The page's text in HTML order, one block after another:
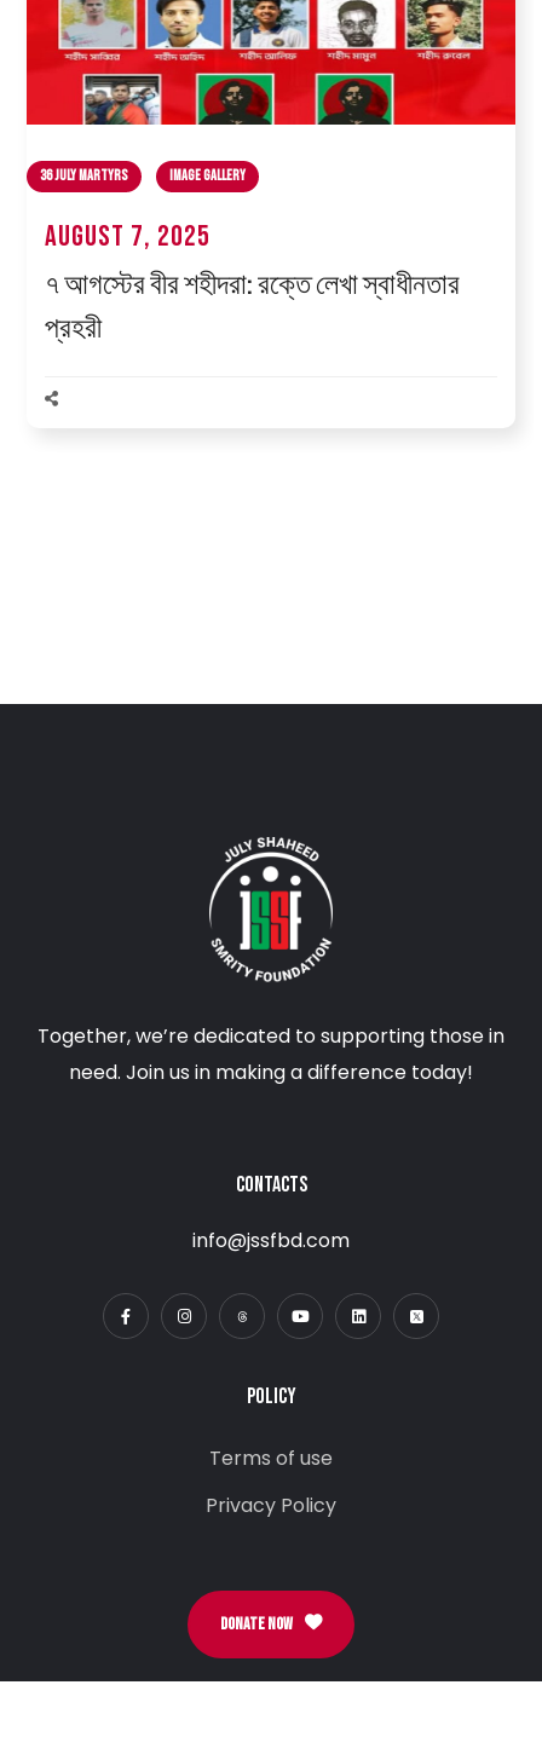
36 July Martyrs Image Gallery
August 7, 2025
৭ আগস্টের বীর শহীদরা: রক্তে লেখা স্বাধীনতার
প্রহরী
Together, we’re dedicated to supporting those in
need. Join us in making a difference today!
CONTACTS
info@jssfbd.com
POLICY
Terms of use
Privacy Policy
DONATE NOW